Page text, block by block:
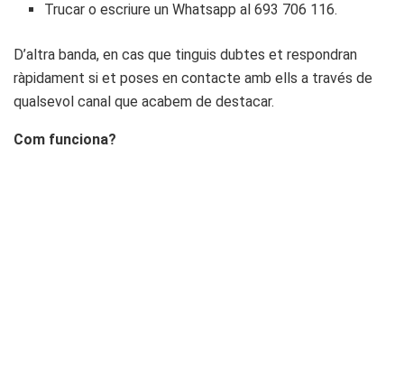
Trucar o escriure un Whatsapp al 693 706 116.
D’altra banda, en cas que tinguis dubtes et respondran
ràpidament si et poses en contacte amb ells a través de
qualsevol canal que acabem de destacar.
Com funciona?